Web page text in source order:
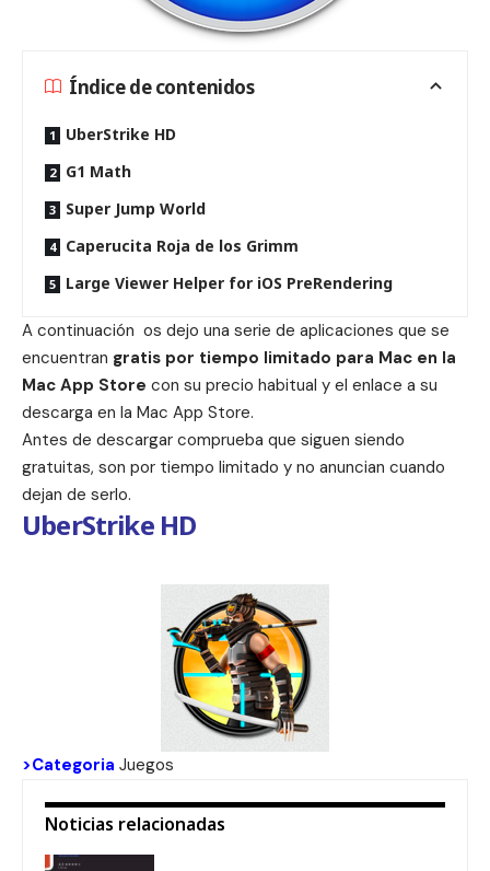
Índice de contenidos
UberStrike HD
G1 Math
Super Jump World
Caperucita Roja de los Grimm
Large Viewer Helper for iOS PreRendering
A continuación os dejo una serie de aplicaciones que se
encuentran gratis por tiempo limitado para Mac en la
Mac App Store con su precio habitual y el enlace a su
descarga en la Mac App Store.
Antes de descargar comprueba que siguen siendo
gratuitas, son por tiempo limitado y no anuncian cuando
dejan de serlo.
UberStrike HD
>Categoria Juegos
Noticias relacionadas